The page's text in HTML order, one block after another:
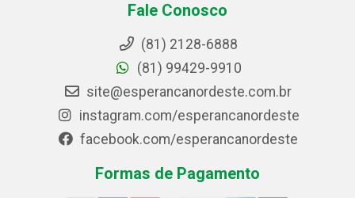
Fale Conosco
(81) 2128-6888
(81) 99429-9910
site@esperancanordeste.com.br
instagram.com/esperancanordeste
facebook.com/esperancanordeste
Formas de Pagamento